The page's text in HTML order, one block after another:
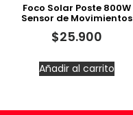
Foco Solar Poste 800W
Sensor de Movimientos
$25.900
Añadir al carrito